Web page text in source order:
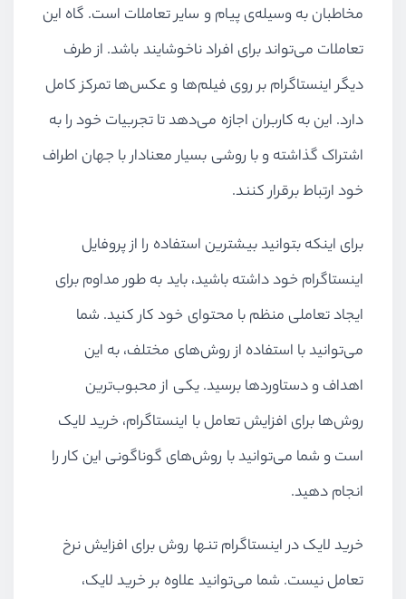
مخاطبان به وسیله‌ی پیام و سایر تعاملات است. گاه این
تعاملات می‌تواند برای افراد ناخوشایند باشد. از طرف
دیگر اینستاگرام بر روی فیلم‌ها و عکس‌ها تمرکز کامل
دارد. این به کاربران اجازه می‌دهد تا تجربیات خود را به
اشتراک گذاشته و با روشی بسیار معنادار با جهان اطراف
خود ارتباط برقرار کنند.
برای اینکه بتوانید بیشترین استفاده را از پروفایل
اینستاگرام خود داشته باشید، باید به طور مداوم برای
ایجاد تعاملی منظم با محتوای خود کار کنید. شما
می‌توانید با استفاده از روش‌های مختلف، به این
اهداف و دستاوردها برسید. یکی از محبوب‌ترین
روش‌ها برای افزایش تعامل با اینستاگرام، خرید لایک
است و شما می‌توانید با روش‌های گوناگونی این کار را
انجام دهید.
خرید لایک در اینستاگرام تنها روش برای افزایش نرخ
تعامل نیست. شما می‌توانید علاوه بر خرید لایک،